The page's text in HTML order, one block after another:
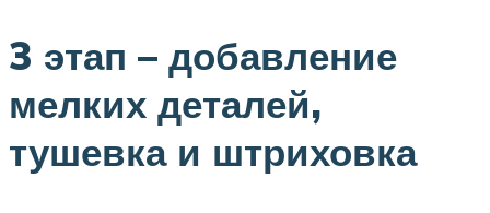
3 этап – добавление
мелких деталей,
тушевка и штриховка